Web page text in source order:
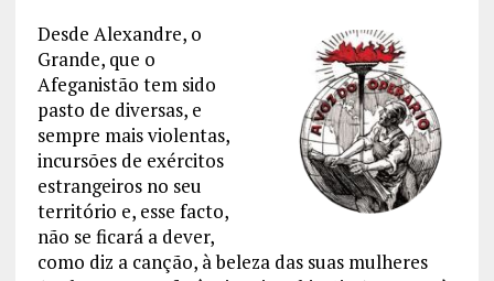
Desde Alexandre, o
Grande, que o
Afeganistão tem sido
pasto de diversas, e
sempre mais violentas,
incursões de exércitos
estrangeiros no seu
território e, esse facto,
não se ficará a dever,
como diz a canção, à beleza das suas mulheres